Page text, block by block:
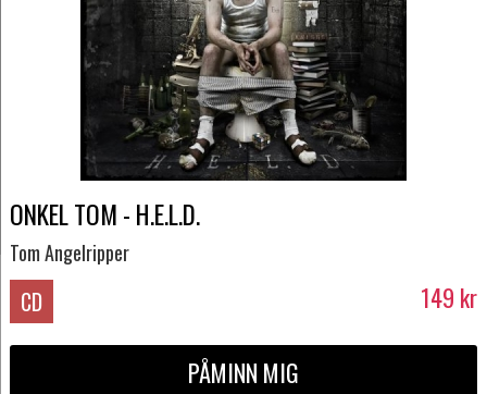
ONKEL TOM - H.E.L.D.
Tom Angelripper
CD 149 kr
PÅMINN MIG